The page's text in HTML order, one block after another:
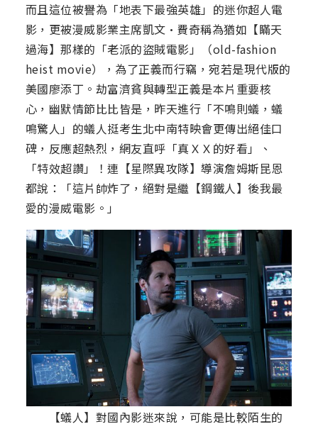
而且這位被譽為「地表下最強英雄」的迷你超人電
影，更被漫威影業主席凱文•費奇稱為猶如【瞞天
過海】那樣的「老派的盜賊電影」（old-fashion
heist movie），為了正義而行竊，宛若是現代版的
美國廖添丁。劫富濟貧與轉型正義是本片重要核
心，幽默情節比比皆是，昨天進行「不鳴則蟻，蟻
鳴驚人」的蟻人挺考生北中南特映會更傳出絕佳口
碑，反應超熱烈，網友直呼「真ＸＸ的好看」、
「特效超讚」！連【星際異攻隊】導演詹姆斯昆恩
都說：「這片帥炸了，絕對是繼【鋼鐵人】後我最
愛的漫威電影。」
【蟻人】對國內影迷來說，可能是比較陌生的